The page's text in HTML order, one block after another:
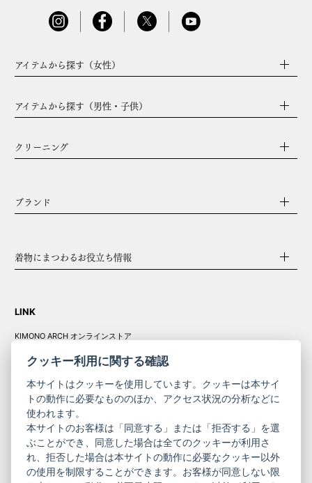
アイテムから探す（女性）
アイテムから探す（男性・子供）
クリーニング
ブランド
着物にまつわるお役立ち情報
LINK
KIMONO ARCH オンラインストア
コーポレート
サイト
きものやまと振
袖
サイト
クッキー利用に関する確認
本サイトはクッキーを使用しています。クッキーは本サイ
トの動作に必要なもののほか、アクセス状況の分析などに
使われます。
本サイトのお客様は「同意する」または「拒否する」を選
ぶことができ、同意した場合は全てのクッキーが利用さ
れ、拒否した場合は本サイトの動作に必要なクッキー以外
の使用を制限することができます。お客様が同意しない限